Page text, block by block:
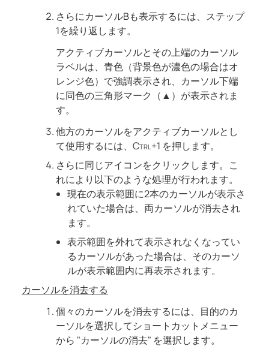
さらにカーソルBも表示するには、ステップ
1を繰り返します。
アクティブカーソルとその上端のカーソル
ラベルは、青色（背景色が濃色の場合はオ
レンジ色）で強調表示され、カーソル下端
に同色の三角形マーク（▲）が表示されま
す。
他方のカーソルをアクティブカーソルとし
て使用するには、 Ctrl+1 を押します。
さらに同じアイコンをクリックします。こ
れにより以下のような処理が行われます。
現在の表示範囲に2本のカーソルが表示さ
れていた場合は、両カーソルが消去され
ます。
表示範囲を外れて表示されなくなってい
るカーソルがあった場合は、そのカーソ
ルが表示範囲内に再表示されます。
カーソルを消去する
個々のカーソルを消去するには、目的のカ
ーソルを選択してショートカットメニュー
から "カーソルの消去" を選択します。